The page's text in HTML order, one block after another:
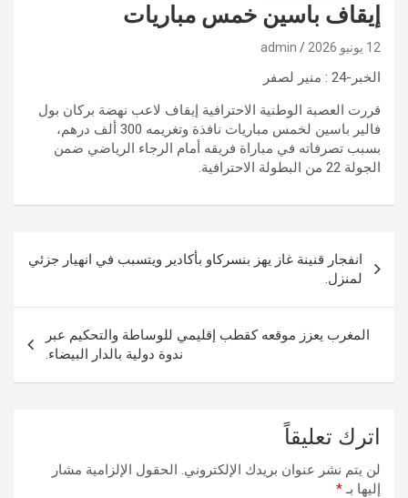
إيقاف باسين خمس مباريات
12 يونيو 2026 admin
الخبر-24 : منير لصفر
قررت العصبة الوطنية الاحترافية إيقاف لاعب نهضة بركان بول
فالير باسين لخمس مباريات نافذة وتغريمه 300 ألف درهم،
بسبب تصرفاته في مباراة فريقه أمام الرجاء الرياضي ضمن
الجولة 22 من البطولة الاحترافية.
المقالات
انفجار قنينة غاز يهز بنسركاو بأكادير ويتسبب في انهيار جزئي
لمنزل.
المغرب يعزز موقعه كقطب إقليمي للوساطة والتحكيم عبر
ندوة دولية بالدار البيضاء.
اترك تعليقاً
لن يتم نشر عنوان بريدك الإلكتروني. الحقول الإلزامية مشار
إليها بـ*